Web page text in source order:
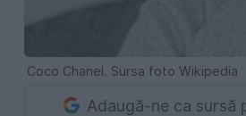
Coco Chanel. Sursa foto Wikipedia
Adaugă-ne ca sursă